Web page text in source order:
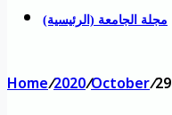
مجلة الجامعة (الرئيسية)
Home/2020/October/29